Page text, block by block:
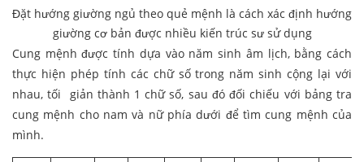
Đặt hướng giường ngủ theo quẻ mệnh là cách xác định hướng
giường cơ bản được nhiều kiến trúc sư sử dụng
Cung mệnh được tính dựa vào năm sinh âm lịch, bằng cách
thực hiện phép tính các chữ số trong năm sinh cộng lại với
nhau, tối giản thành 1 chữ số, sau đó đối chiếu với bảng tra
cung mệnh cho nam và nữ phía dưới để tìm cung mệnh của
mình.